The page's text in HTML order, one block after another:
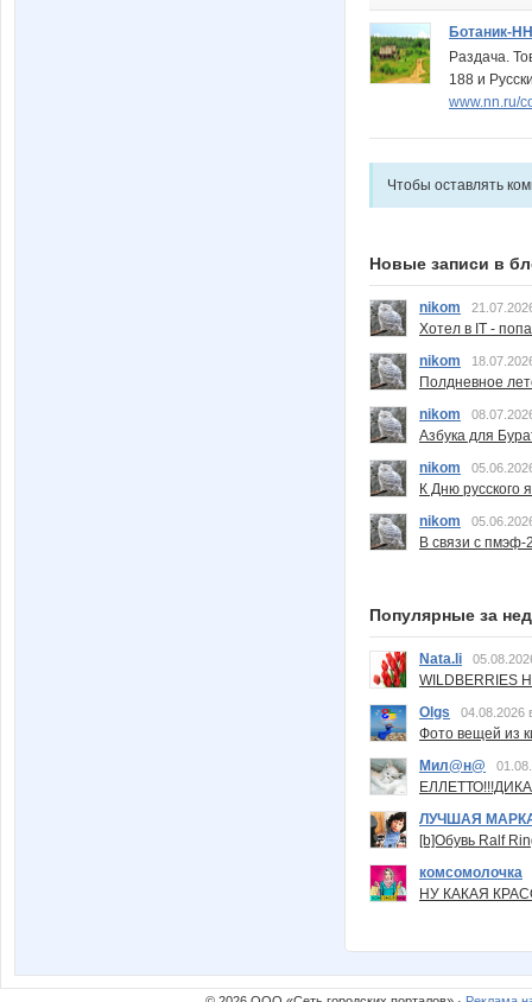
Ботаник-НН
Раздача.
188 и
www.nn.ru/
Чтобы оставлять
Новые записи в
nikom
Хотел в IT -
nikom
Полдневное
nikom
Азбука для
nikom
К Дню русского
nikom
В связи с пмэф-
Популярные за
Nata.li
Olgs
04.08.2026
Фото вещей из
Мил@н@
ЛУЧШАЯ
[b]Обувь Ralf
комсомолочка
НУ КАКАЯ